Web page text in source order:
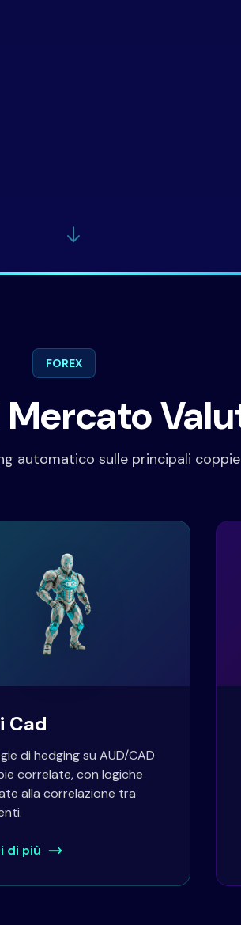
FOREX
automatico sulle principali
Cad
di hedging su AUD/CAD
correlate, con logiche
alla correlazione tra
di più